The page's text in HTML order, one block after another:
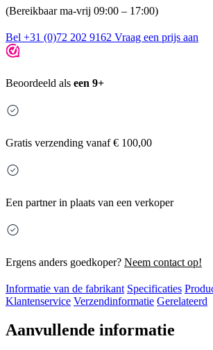
(Bereikbaar ma-vrij 09:00 – 17:00)
Bel +31 (0)72 202 9162 Vraag een prijs aan
Beoordeeld als een 9+
Gratis verzending vanaf € 100,00
Een partner in plaats van een verkoper
Ergens anders goedkoper? Neem contact op!
Informatie van de fabrikant Specificaties
Klantenservice Verzendinformatie Gerelateerd
Aanvullende informatie